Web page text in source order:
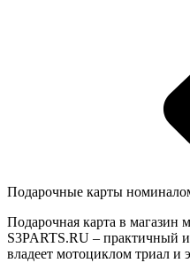
Подарочные карты
Подарочная карта в магазин
S3PARTS.RU – практичный
владеет мотоциклом триал и